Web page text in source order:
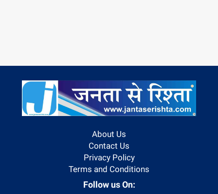
About Us
Contact Us
Privacy Policy
Terms and Conditions
Follow us On: